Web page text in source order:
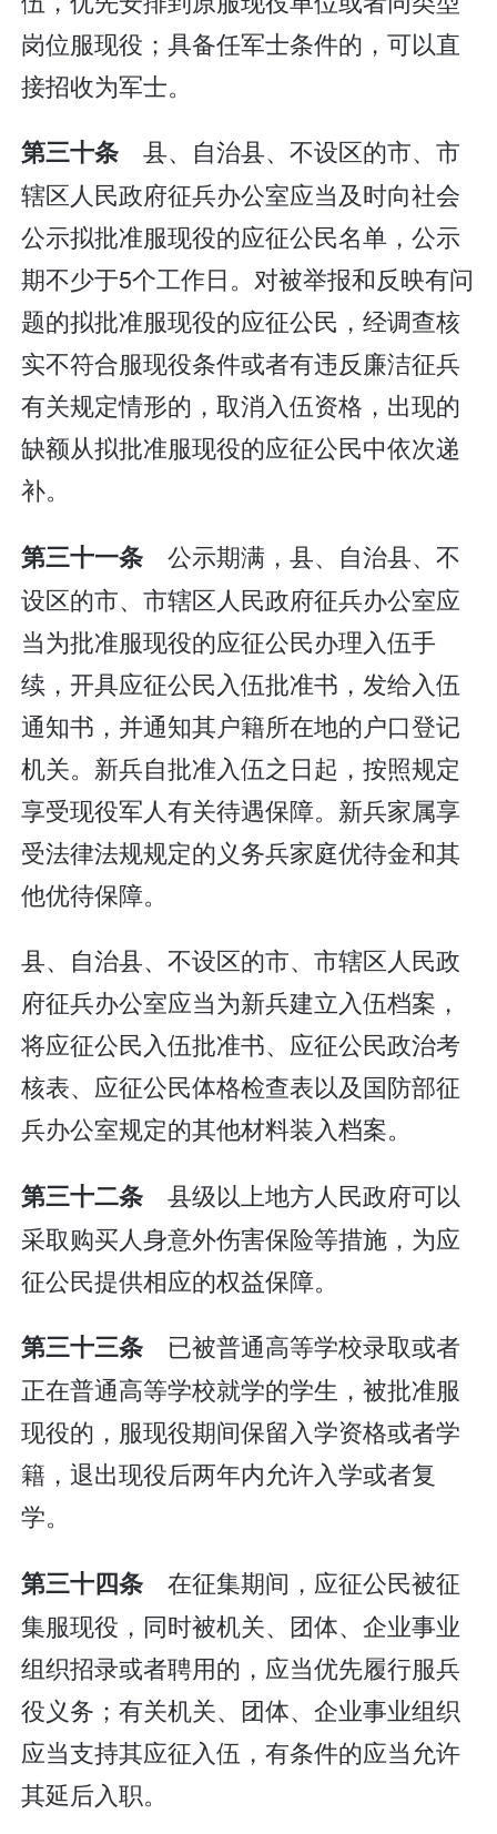
岗位服现役；具备任军士条件的，可以直
接招收为军士。
第三十条 县、自治县、不设区的市、市
辖区人民政府征兵办公室应当及时向社会
公示拟批准服现役的应征公民名单，公示
期不少于5个工作日。对被举报和反映有问
题的拟批准服现役的应征公民，经调查核
实不符合服现役条件或者有违反廉洁征兵
有关规定情形的，取消入伍资格，出现的
缺额从拟批准服现役的应征公民中依次递
补。
第三十一条 公示期满，县、自治县、不
设区的市、市辖区人民政府征兵办公室应
当为批准服现役的应征公民办理入伍手
续，开具应征公民入伍批准书，发给入伍
通知书，并通知其户籍所在地的户口登记
机关。新兵自批准入伍之日起，按照规定
享受现役军人有关待遇保障。新兵家属享
受法律法规规定的义务兵家庭优待金和其
他优待保障。
县、自治县、不设区的市、市辖区人民政
府征兵办公室应当为新兵建立入伍档案，
将应征公民入伍批准书、应征公民政治考
核表、应征公民体格检查表以及国防部征
兵办公室规定的其他材料装入档案。
第三十二条 县级以上地方人民政府可以
采取购买人身意外伤害保险等措施，为应
征公民提供相应的权益保障。
第三十三条 已被普通高等学校录取或者
正在普通高等学校就学的学生，被批准服
现役的，服现役期间保留入学资格或者学
籍，退出现役后两年内允许入学或者复
学。
第三十四条 在征集期间，应征公民被征
集服现役，同时被机关、团体、企业事业
组织招录或者聘用的，应当优先履行服兵
役义务；有关机关、团体、企业事业组织
应当支持其应征入伍，有条件的应当允许
其延后入职。